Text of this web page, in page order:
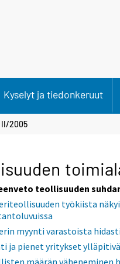
Kyselyt ja tiedonkeruut
II/2005
teollisuuden
työkiista
myynti varastoista
ja pienet yritykset